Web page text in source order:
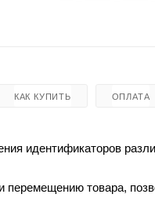
КАК КУПИТЬ ОПЛАТА
идентификаторов
перемещению товара,